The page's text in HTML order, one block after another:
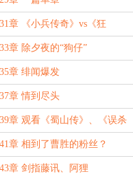
章 《小兵传奇》vs《狂
？《蜀山传》vs《误杀瞒天
章 除夕夜的“狗仔”
章 绯闻爆发
章 情到尽头
章 观看《蜀山传》、《误杀
》
章 相到了曹胜的粉丝？
章 剑指藤讯、阿狸